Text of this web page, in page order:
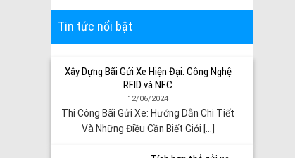
Tin tức nổi bật
Xây Dựng Bãi Gửi Xe Hiện Đại: Công Nghệ
RFID và NFC
12/06/2024
Thi Công Bãi Gửi Xe: Hướng Dẫn Chi Tiết
Và Những Điều Cần Biết Giới [...]